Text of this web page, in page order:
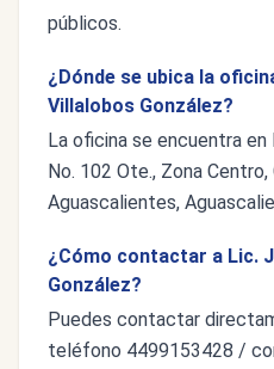
públicos.
¿Dónde se ubica la
Villalobos González?
La oficina se encuentra
No. 102 Ote., Zona Centro,
Aguascalientes,
¿Cómo contactar a Lic.
González?
Puedes contactar
teléfono 4499153428 /